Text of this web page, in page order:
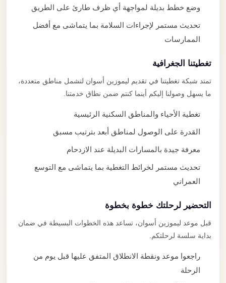
وضع خطط بديلة لمواجهة أي ظرف طارئ على الطريق
تحديث مستمر لإجراءات السلامة بما يتماشى مع أفضل
الممارسات
تغطيتنا الجغرافية
تمتد شبكة تغطيتنا في تقديم ليموزين أسوان لتشمل مناطق متعددة،
ما يسهل وصولنا إليكم أينما كنتم ضمن نطاق خدمتنا.
تغطية الأحياء والمناطق السكنية الرئيسية
القدرة على الوصول لمناطق أبعد بترتيب مسبق
معرفة جيدة بالمسارات البديلة عند الازدحام
تحديث مستمر لخرائط التغطية بما يتماشى مع التوسع
العمراني
التحضير لرحلتك خطوة بخطوة
قبل موعد ليموزين أسوان، تساعد هذه الخطوات البسيطة في ضمان
بداية سلسة لرحلتكم.
راجعوا موعد ونقطة الانطلاق المتفق عليها قبل يوم من
الرحلة